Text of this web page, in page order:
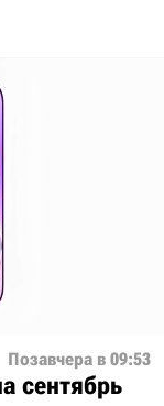
Позавчера в 09:53
сентябрь